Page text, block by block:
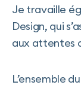
Je travaille
Design, qui
aux attentes
L’ensemble